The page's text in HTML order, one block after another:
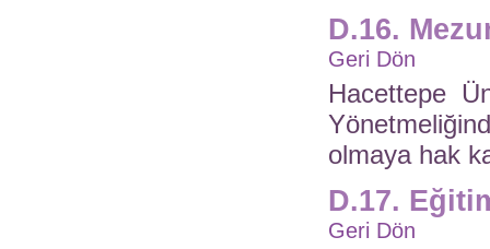
D.16.
Geri Dön
Hacettepe
olmaya hak
D.17.
Geri Dön